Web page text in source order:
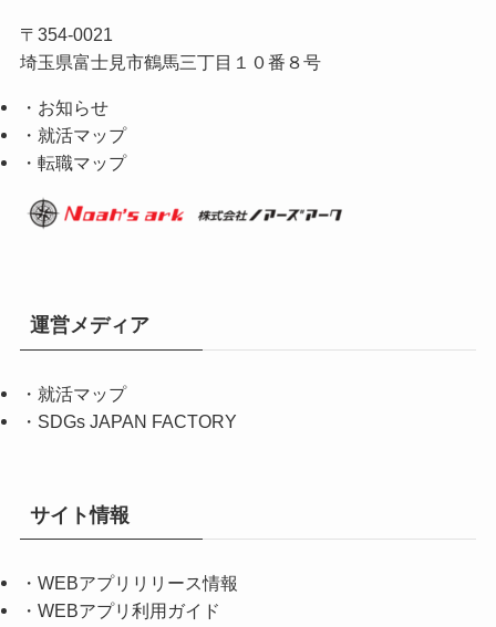
〒354-0021
埼玉県富士見市鶴馬三丁目１０番８号
・お知らせ
・就活マップ
・転職マップ
運営メディア
・ 就活マップ
・ SDGs JAPAN FACTORY
サイト情報
・ WEBアプリリリース情報
・ WEBアプリ利用ガイド